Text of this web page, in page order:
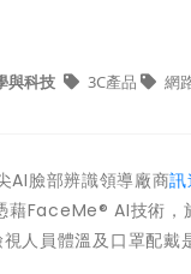
與科技 3C產品 網
AI臉部辨識領導廠商
FaceMe® AI技術，
人員體溫及口罩配戴